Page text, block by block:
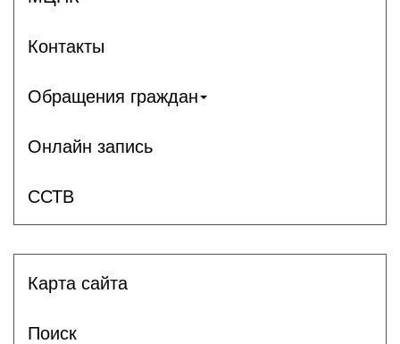
Контакты
Обращения граждан
Онлайн запись
ССТВ
Карта сайта
Поиск